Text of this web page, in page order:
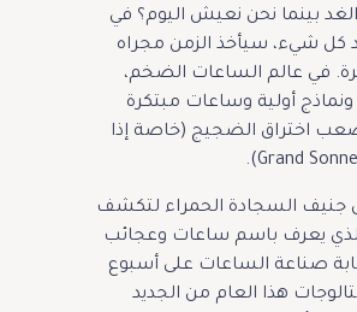
بينما نحن نعيش اليوم؟ في
كل شيء، سيأخذ الزمن مجراه
في عالم الساعات الضخم،
أولية وساعات مبتكرة
اختراق الضجيج (خاصة إذا
السجادة الحمراء لتكشف
يعرف باسم ساعات وعجائب
صناعة الساعات على أسبوع
هذا العام من الجديد